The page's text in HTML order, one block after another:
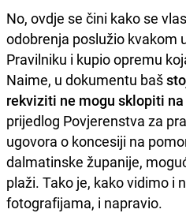
No, ovdje se čini kako se
odobrenja poslužio kvakom
Pravilniku i kupio opremu
Naime, u dokumentu baš
rekviziti ne mogu sklopiti
prijedlog Povjerenstva za
ugovora o koncesiji na
dalmatinske županije,
plaži. Tako je, kako vidimo i
fotografijama, i napravio.